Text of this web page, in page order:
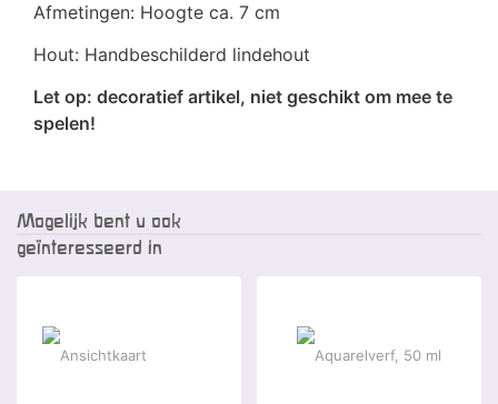
Afmetingen: Hoogte ca. 7 cm
Hout: Handbeschilderd lindehout
Let op: decoratief artikel, niet geschikt om mee te
spelen!
Mogelijk bent u ook
geïnteresseerd in